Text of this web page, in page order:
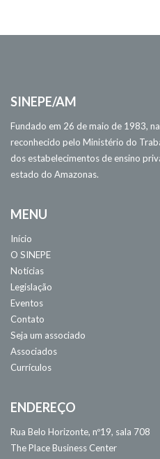
SINEPE/AM
Fundado em 26 de maio de 1983,
reconhecido pelo Ministério do
dos estabelecimentos de ensino
estado do Amazonas.
MENU
Início
O SINEPE
Notícias
Legislação
Eventos
Contato
Seja um associado
Associados
Currículos
ENDEREÇO
Rua Belo Horizonte, nº19, sala 708
The Place Business Center